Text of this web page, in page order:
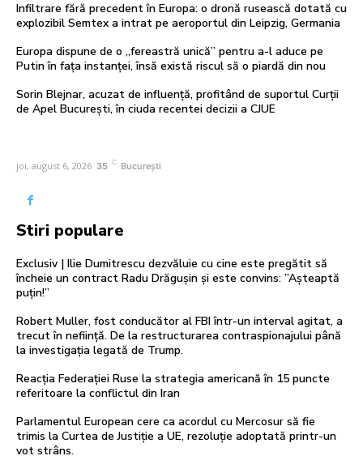
Infiltrare fără precedent în Europa: o dronă rusească dotată cu
explozibil Semtex a intrat pe aeroportul din Leipzig, Germania
Europa dispune de o „fereastră unică” pentru a-l aduce pe
Putin în fața instanței, însă există riscul să o piardă din nou
Sorin Blejnar, acuzat de influență, profitând de suportul Curții
de Apel București, în ciuda recentei decizii a CJUE
joi, august 6, 2026 35 C București
Stiri populare
Exclusiv | Ilie Dumitrescu dezvăluie cu cine este pregătit să
încheie un contract Radu Drăgușin și este convins: ”Așteaptă
puțin!”
Robert Muller, fost conducător al FBI într-un interval agitat, a
trecut în neființă. De la restructurarea contraspionajului până
la investigația legată de Trump.
Reacția Federației Ruse la strategia americană în 15 puncte
referitoare la conflictul din Iran
Parlamentul European cere ca acordul cu Mercosur să fie
trimis la Curtea de Justiție a UE, rezoluție adoptată printr-un
vot strâns.